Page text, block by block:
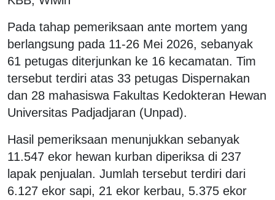
Pada tahap pemeriksaan ante mortem yang
berlangsung pada 11-26 Mei 2026, sebanyak
61 petugas diterjunkan ke 16 kecamatan. Tim
tersebut terdiri atas 33 petugas Dispernakan
dan 28 mahasiswa Fakultas Kedokteran Hewan
Universitas Padjadjaran (Unpad).
Hasil pemeriksaan menunjukkan sebanyak
11.547 ekor hewan kurban diperiksa di 237
lapak penjualan. Jumlah tersebut terdiri dari
6.127 ekor sapi, 21 ekor kerbau, 5.375 ekor